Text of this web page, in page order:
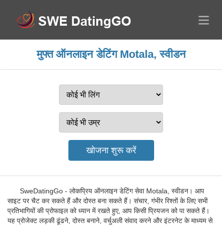
मुफ्त ऑनलाइन डेटिंग Motala, स्वीडन
SweDatingGo - लोकप्रिय ऑनलाइन डेटिंग सेवा Motala, स्वीडन। आप
साइट पर चैट कर सकते हैं और दोस्त बना सकते हैं। संचार, गंभीर रिश्तों के लिए सभी
प्रतिभागियों की प्रोफाइल को ध्यान में रखते हुए, आप किसी प्रियजन को पा सकते हैं।
यह प्रोजेक्ट लड़की ढूंढने, दोस्त बनाने, वर्चुअली संवाद करने और इंटरनेट के माध्यम से